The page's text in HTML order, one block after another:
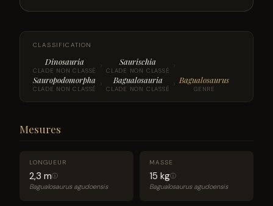
CLASSIFICATION
Dinosauria
CLADE NON CLASSÉ › Saurischia
CLADE NON CLASSÉ ›
Sauropodomorpha
CLADE NON CLASSÉ › Bagualosauria
CLADE NON CLASSÉ › Bagualosaurus
GENRE
Mesures
LONGUEUR
2,3 mⓘ
Bagualosaurus agudoensis
MASSE
15 kgⓘ
Bagualosaurus agudoensis